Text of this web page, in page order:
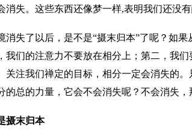
消失。这些东西还像梦一样,表明我们还没
消失了以后，是不是“摄末归本”了呢？如
我们的注意力不要放在相分上；第二，我
关注我们禅定的目标，相分一定会消失的
的总的力量，它会不会消失呢？不会消失，
摄末归本